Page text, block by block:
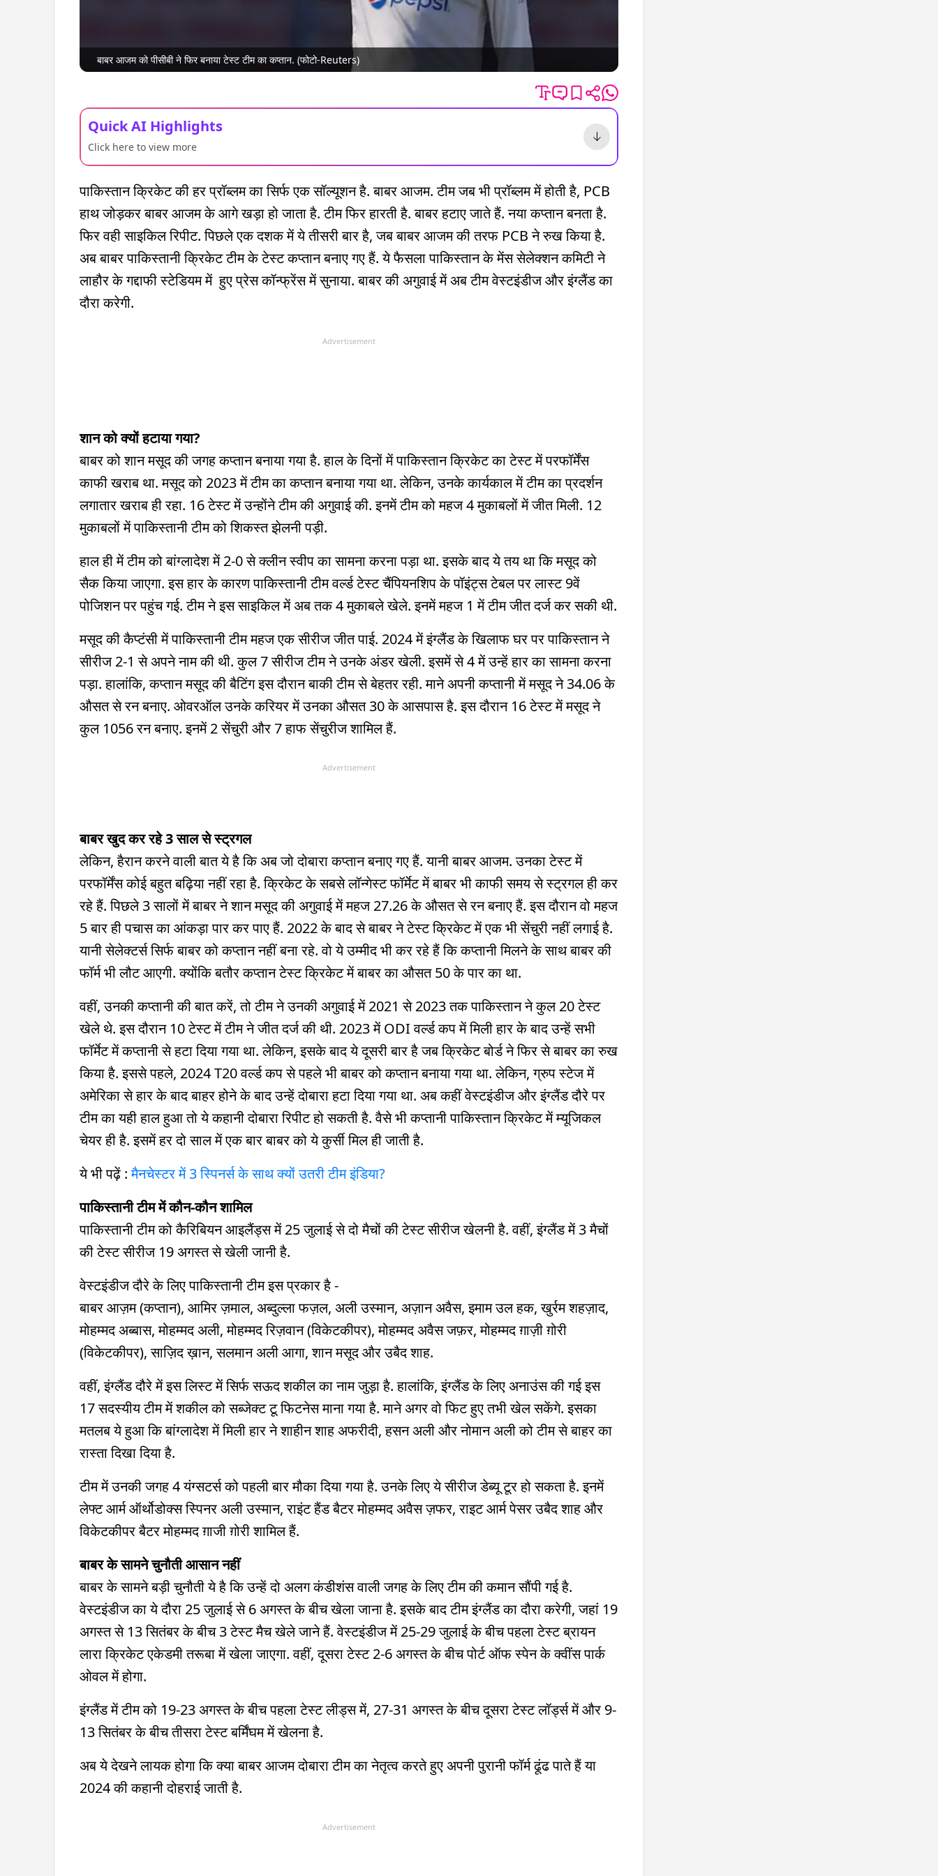
बाबर आजम को पीसीबी ने फिर बनाया टेस्ट टीम का कप्तान. (फोटो-Reuters)
Quick AI Highlights
Click here to view more
पाकिस्तान क्रिकेट की हर प्रॉब्लम का‍ सिर्फ एक सॉल्यूशन है. बाबर आजम. टीम जब भी प्रॉब्लम में होती है, PCB
हाथ जोड़कर बाबर आजम के आगे खड़ा हो जाता है. टीम फिर हारती है. बाबर हटाए जाते हैं. नया कप्तान बनता है.
फिर वही साइकिल रिपीट. पिछले एक दशक में ये तीसरी बार है, जब बाबर आजम की तरफ PCB ने रुख किया है.
अब बाबर पाकिस्तानी क्रिकेट टीम के टेस्ट कप्तान बनाए गए हैं. ये फैसला पाकिस्तान के मेंस सेलेक्शन कमिटी ने
लाहौर के गद्दाफी स्टेडियम में हुए प्रेस कॉन्फ्रेंस में सुनाया. बाबर की अगुवाई में अब टीम वेस्टइंडीज और इंग्लैंड का
दौरा करेगी.
Advertisement
शान को क्यों हटाया गया?
बाबर को शान मसूद की जगह कप्तान बनाया गया है. हाल के दिनों में पाकिस्तान क्रिकेट का टेस्ट में परफॉर्मेंस
काफी खराब था. मसूद को 2023 में टीम का कप्तान बनाया गया था. लेकिन, उनके कार्यकाल में टीम का प्रदर्शन
लगातार खराब ही रहा. 16 टेस्ट में उन्होंने टीम की अगुवाई की. इनमें टीम को महज 4 मुकाबलों में जीत मिली. 12
मुकाबलों में पाकिस्तानी टीम को श‍िकस्त झेलनी पड़ी.
हाल ही में टीम को बांग्लादेश में 2-0 से क्लीन स्वीप का सामना करना पड़ा था. इसके बाद ये तय था कि मसूद को
सैक किया जाएगा. इस हार के कारण पाकिस्तानी टीम वर्ल्ड टेस्ट चैंपियनश‍िप के पॉइंट्स टेबल पर लास्ट 9वें
पोजिशन पर पहुंच गई. टीम ने इस साइकिल में अब तक 4 मुकाबले खेले. इनमें महज 1 में टीम जीत दर्ज कर सकी थी.
मसूद की कैप्टंसी में पाकिस्तानी टीम महज एक सीरीज जीत पाई. 2024 में इंग्लैंड के ख‍िलाफ घर पर पाकिस्तान ने
सीरीज 2-1 से अपने नाम की थी. कुल 7 सीरीज टीम ने उनके अंडर खेली. इसमें से 4 में उन्हें हार का सामना करना
पड़ा. हालांकि, कप्तान मसूद की बैटिंग इस दौरान बाकी टीम से बेहतर रही. माने अपनी कप्तानी में मसूद ने 34.06 के
औसत से रन बनाए. ओवरऑल उनके करियर में उनका औसत 30 के आसपास है. इस दौरान 16 टेस्ट में मसूद ने
कुल 1056 रन बनाए. इनमें 2 सेंचुरी और 7 हाफ सेंचुरीज शामिल हैं.
Advertisement
बाबर खुद कर रहे 3 साल से स्ट्रगल
लेकिन, हैरान करने वाली बात ये है कि अब जो दोबारा कप्तान बनाए गए हैं. यानी बाबर आजम. उनका टेस्ट में
परफॉर्मेंस कोई बहुत बढ़ि‍या नहीं रहा है. क्रिकेट के सबसे लॉन्गेस्ट फॉर्मेट में बाबर भी काफी समय से स्ट्रगल ही कर
रहे हैं. पिछले 3 सालों में बाबर ने शान मसूद की अगुवाई में महज 27.26 के औसत से रन बनाए हैं. इस दौरान वो महज
5 बार ही पचास का आंकड़ा पार कर पाए हैं. 2022 के बाद से बाबर ने टेस्ट क्रिकेट में एक भी सेंचुरी नहीं लगाई है.
यानी सेलेक्टर्स सिर्फ बाबर को कप्तान नहीं बना रहे. वो ये उम्मीद भी कर रहे हैं कि कप्तानी मिलने के साथ बाबर की
फॉर्म भी लौट आएगी. क्योंकि बतौर कप्तान टेस्ट क्रिकेट में बाबर का औसत 50 के पार का था.
वहीं, उनकी कप्तानी की बात करें, तो टीम ने उनकी अगुवाई में 2021 से 2023 तक पाकिस्तान ने कुल 20 टेस्ट
खेले थे. इस दौरान 10 टेस्ट में टीम ने जीत दर्ज की थी. 2023 में ODI वर्ल्ड कप में मिली हार के बाद उन्हें सभी
फॉर्मेट में कप्तानी से हटा दिया गया था. लेकिन, इसके बाद ये दूसरी बार है जब क्रिकेट बोर्ड ने फ‍िर से बाबर का रुख
किया है. इससे पहले, 2024 T20 वर्ल्ड कप से पहले भी बाबर को कप्तान बनाया गया था. लेकिन, ग्रुप स्टेज में
अमेर‍िका से हार के बाद बाहर होने के बाद उन्हें दोबारा हटा दिया गया था. अब कहीं वेस्टइंडीज और इंग्लैंड दौरे पर
टीम का यही हाल हुआ तो ये कहानी दोबारा रिपीट हो सकती है. वैसे भी कप्तानी पाकिस्तान क्रिकेट में म्यूजिकल
चेयर ही है. इसमें हर दो साल में एक बार बाबर को ये कुर्सी मिल ही जाती है.
ये भी पढ़ें :मैनचेस्टर में 3 स्पिनर्स के साथ क्यों उतरी टीम इंडिया?
पाकिस्तानी टीम में कौन-कौन शामिल
पाकिस्तानी टीम को कैरिबियन आइलैंड्स में 25 जुलाई से दो मैचों की टेस्ट सीरीज खेलनी है. वहीं, इंग्लैंड में 3 मैचों
की टेस्ट सीरीज 19 अगस्त से खेली जानी है.
वेस्टइंडीज दौरे के लिए पाकिस्तानी टीम इस प्रकार है -
बाबर आज़म (कप्तान), आमिर ज़माल, अब्दुल्ला फज़ल, अली उस्मान, अज़ान अवैस, इमाम उल हक, खुर्रम शहज़ाद,
मोहम्मद अब्बास, मोहम्मद अली, मोहम्मद रिज़वान (विकेटकीपर), मोहम्मद अवैस जफ़र, मोहम्मद ग़ाज़ी ग़ोरी
(विकेटकीपर), साज़‍िद ख़ान, सलमान अली आगा, शान मसूद और उबैद शाह.
वहीं, इंग्लैंड दौरे में इस लिस्ट में सिर्फ सऊद शकील का नाम जुड़ा है. हालांकि, इंग्लैंड के लिए अनाउंस की गई इस
17 सदस्यीय टीम में शकील को सब्जेक्ट टू फिटनेस माना गया है. माने अगर वो फिट हुए तभी खेल सकेंगे. इसका
मतलब ये हुआ कि बांग्लादेश में मिली हार ने शाहीन शाह अफरीदी, हसन अली और नोमान अली को टीम से बाहर का
रास्ता दिखा दिया है.
टीम में उनकी जगह 4 यंग्सटर्स को पहली बार मौका दिया गया है. उनके लिए ये सीरीज डेब्यू टूर हो सकता है. इनमें
लेफ्ट आर्म ऑर्थोडोक्स स्पिनर अली उस्मान, राइंट हैंड बैटर मोहम्मद अवैस ज़फर, राइट आर्म पेसर उबैद शाह और
विकेटकीपर बैटर मोहम्मद ग़ाजी ग़ोरी शामिल हैं.
बाबर के सामने चुनौती आसान नहीं
बाबर के सामने बड़ी चुनौती ये है कि उन्हें दो अलग कंडीशंस वाली जगह के लिए टीम की कमान सौंपी गई है.
वेस्टइंडीज का ये दौरा 25 जुलाई से 6 अगस्त के बीच खेला जाना है. इसके बाद टीम इंग्लैंड का दौरा करेगी, जहां 19
अगस्त से 13 सितंबर के बीच 3 टेस्ट मैच खेले जाने हैं. वेस्टइंडीज में 25-29 जुलाई के बीच पहला टेस्ट ब्रायन
लारा क्रिकेट एकेडमी तरूबा में खेला जाएगा. वहीं, दूसरा टेस्ट 2-6 अगस्त के बीच पोर्ट ऑफ स्पेन के क्वींस पार्क
ओवल में होगा.
इंग्लैंड में टीम को 19-23 अगस्त के बीच पहला टेस्ट लीड्स में, 27-31 अगस्त के बीच दूसरा टेस्ट लॉर्ड्स में और 9-
13 सितंबर के बीच तीसरा टेस्ट बर्मिंघम में खेलना है.
अब ये देखने लायक होगा कि क्या बाबर आजम दोबारा टीम का नेतृत्व करते हुए अपनी पुरानी फॉर्म ढूंढ पाते हैं या
2024 की कहानी दोहराई जाती है.
Advertisement